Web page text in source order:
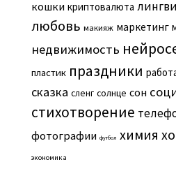
кошки криптовалюта
любовь макияж маркетинг
недвижимость
пластик праздники
сказка сленг солнце сон
стихотворение
фотографии футбол химия
экономика